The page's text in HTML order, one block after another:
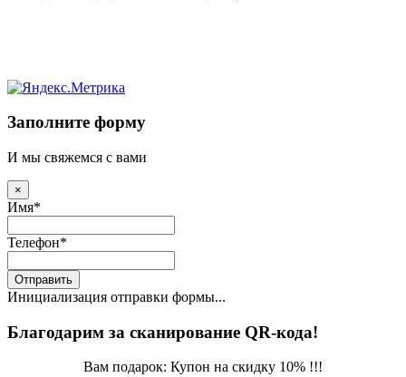
Заполните форму
И мы свяжемся с вами
×
Имя*
Телефон*
Отправить
Инициализация отправки формы...
Благодарим за сканирование QR-кода!
Вам подарок: Купон на скидку 10% !!!